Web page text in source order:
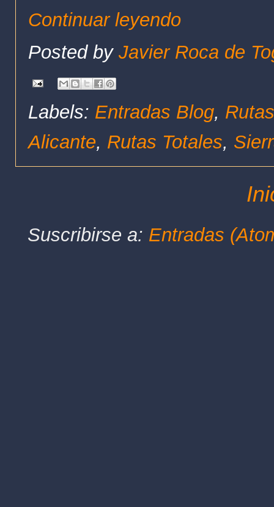
Continuar leyendo
Posted by Javier Roca de
Labels: Entradas Blog,
Alicante, Rutas Totales,
Suscribirse a: Entradas